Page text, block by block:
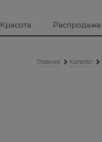
Красота Распродажа
Главная Каталог